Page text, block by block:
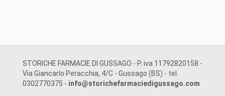
STORICHE FARMACIE DI GUSSAGO - P. iva 11792820158 -
Via Giancarlo Peracchia, 4/C - Gussago (BS) - tel.
0302770375 - info@storichefarmaciedigussago.com